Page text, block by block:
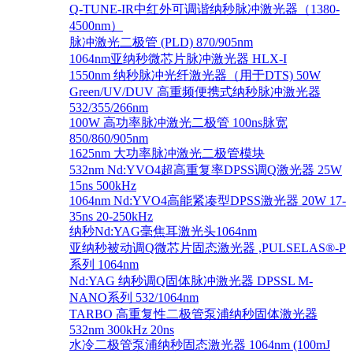
Q-TUNE-IR中红外可调谐纳秒脉冲激光器（1380-
4500nm）
脉冲激光二极管 (PLD) 870/905nm
1064nm亚纳秒微芯片脉冲激光器 HLX-I
1550nm 纳秒脉冲光纤激光器（用于DTS) 50W
Green/UV/DUV 高重频便携式纳秒脉冲激光器
532/355/266nm
100W 高功率脉冲激光二极管 100ns脉宽
850/860/905nm
1625nm 大功率脉冲激光二极管模块
532nm Nd:YVO4超高重复率DPSS调Q激光器 25W
15ns 500kHz
1064nm Nd:YVO4高能紧凑型DPSS激光器 20W 17-
35ns 20-250kHz
纳秒Nd:YAG毫焦耳激光头1064nm
亚纳秒被动调Q微芯片固态激光器 ,PULSELAS®-P
系列 1064nm
Nd:YAG 纳秒调Q固体脉冲激光器 DPSSL M-
NANO系列 532/1064nm
TARBO 高重复性二极管泵浦纳秒固体激光器
532nm 300kHz 20ns
水冷二极管泵浦纳秒固态激光器 1064nm (100mJ